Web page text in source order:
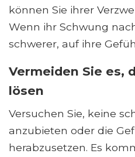
können Sie ihrer
Wenn ihr Schwung
schwerer, auf ihre
Vermeiden Sie es,
lösen
Versuchen Sie, keine
anzubieten oder die
herabzusetzen. Es